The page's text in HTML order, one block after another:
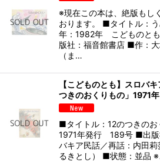
絞り込む
※現在この本は、絶版もし
おります。 ■タイトル：
年：1982年 こどものと
版社：福音館書店 ■作：
（ま…
【こどものとも】スロバ
つきのおくりもの」1971年
■タイトル：12のつきのお
1971年発行 189号 ■出版
バキア民話／再話：内田
るきとし） ■状態：並品